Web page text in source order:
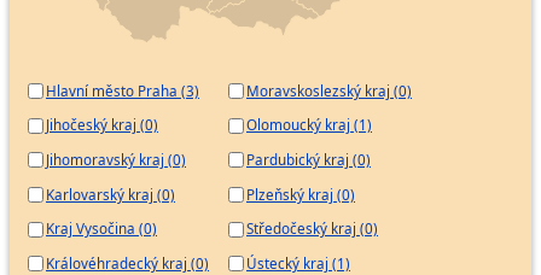
Hlavní město Praha (3)
Jihočeský kraj (0)
Jihomoravský kraj (0)
Karlovarský kraj (0)
Kraj Vysočina (0)
Královéhradecký kraj (0)
Moravskoslezský kraj (0)
Olomoucký kraj (1)
Pardubický kraj (0)
Plzeňský kraj (0)
Středočeský kraj (0)
Ústecký kraj (1)